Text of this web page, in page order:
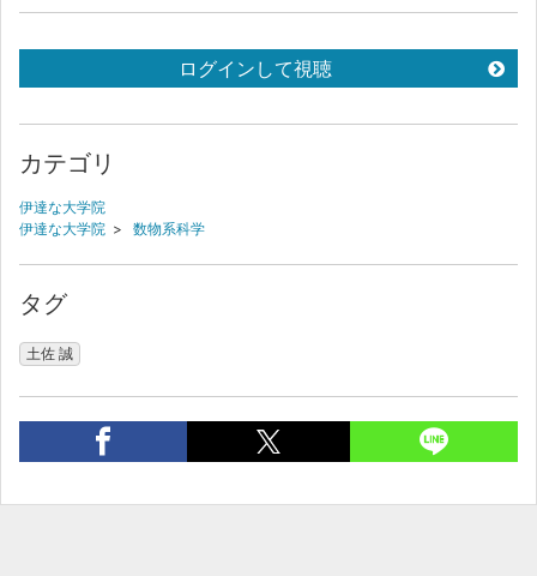
ログインして視聴
カテゴリ
伊達な大学院
伊達な大学院 > 数物系科学
タグ
土佐 誠